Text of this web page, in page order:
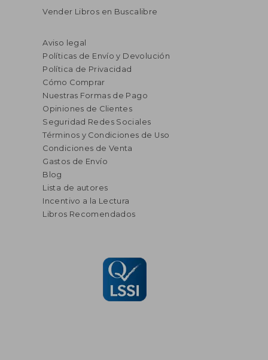
Vender Libros en Buscalibre
Aviso legal
Políticas de Envío y Devolución
Política de Privacidad
Cómo Comprar
Nuestras Formas de Pago
Opiniones de Clientes
Seguridad Redes Sociales
Términos y Condiciones de Uso
Condiciones de Venta
Gastos de Envío
Blog
Lista de autores
Incentivo a la Lectura
Libros Recomendados